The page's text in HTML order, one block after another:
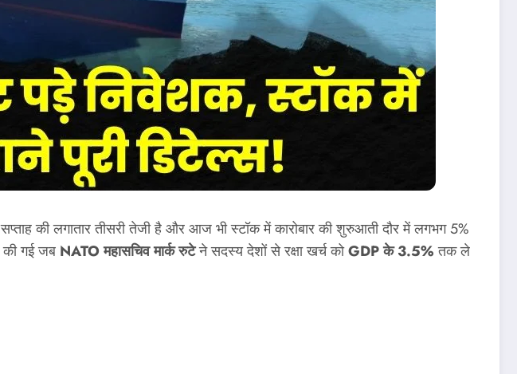
की लगातार तीसरी तेजी है और आज भी स्टॉक में कारोबार की शुरुआती दौर में लगभग 5%
गई जब NATO महासचिव मार्क रुटेने सदस्य देशों से रक्षा खर्च कोGDP के 3.5%तक ले